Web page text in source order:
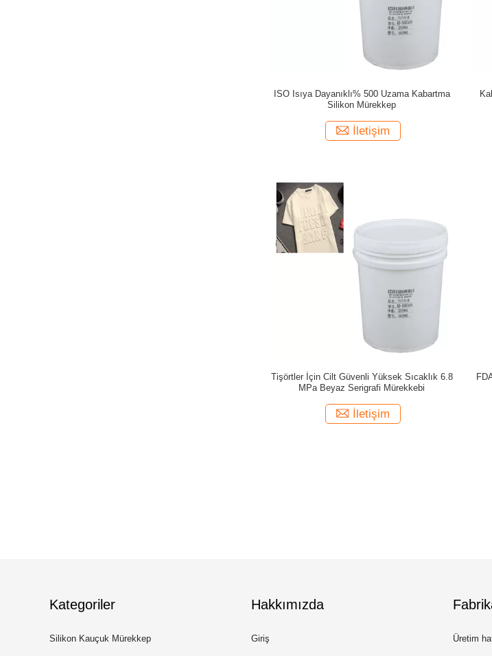
ISO Isıya Dayanıklı% 500 Uzama Kabartma
Silikon Mürekkep
İletişim
Tişörtler İçin Cilt Güvenli Yüksek Sıcaklık 6.8
MPa Beyaz Serigrafi Mürekkebi
İletişim
Kategoriler
Silikon Kauçuk Mürekkep
Hakkımızda
Giriş Üretim